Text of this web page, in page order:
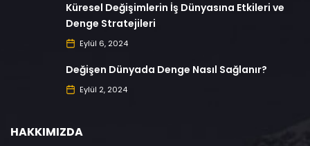
Küresel Değişimlerin İş Dünyasına Etkileri ve
Denge Stratejileri
Eylül 6, 2024
Değişen Dünyada Denge Nasıl Sağlanır?
Eylül 2, 2024
HAKKIMIZDA